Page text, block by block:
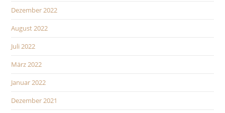
Dezember 2022
August 2022
Juli 2022
März 2022
Januar 2022
Dezember 2021